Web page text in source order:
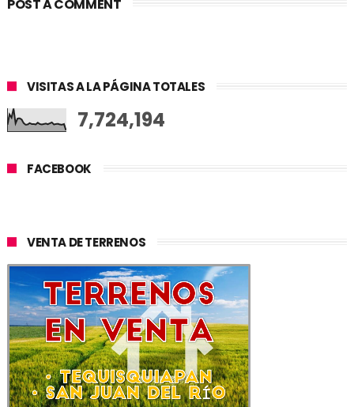
POST A COMMENT
VISITAS A LA PÁGINA TOTALES
7,724,194
FACEBOOK
VENTA DE TERRENOS